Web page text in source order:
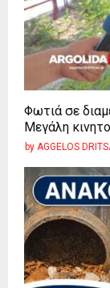
Φωτιά σε
Μεγάλη
by AGGELOS